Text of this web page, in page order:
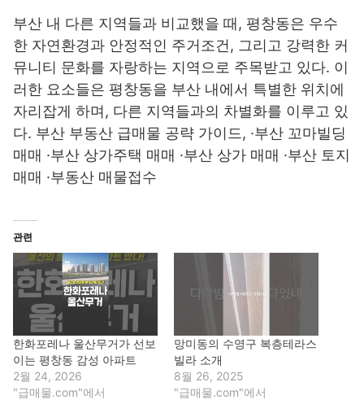
부산 내 다른 지역들과 비교했을 때, 평창동은 우수
한 자연환경과 안정적인 주거조건, 그리고 강력한 커
뮤니티 문화를 자랑하는 지역으로 주목받고 있다. 이
러한 요소들은 평창동을 부산 내에서 특별한 위치에
자리잡게 하며, 다른 지역들과의 차별화를 이루고 있
다. 부산 부동산 급매물 공략 가이드, ·부산 꼬마빌딩
매매 ·부산 상가주택 매매 ·부산 상가 매매 ·부산 토지
매매 ·부동산 매물접수
관련
한화포레나 울산무거가 선보
이는 평창동 감성 아파트
2월 24, 2026
"급매물.com"에서
망미동의 수영구 복층테라스
빌라 소개
8월 26, 2025
"급매물.com"에서